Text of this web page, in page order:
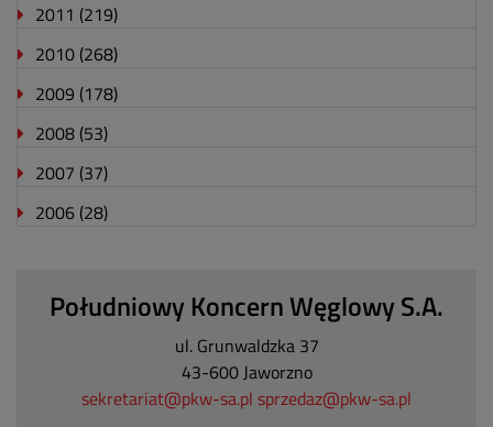
2011 (219)
2010 (268)
2009 (178)
2008 (53)
2007 (37)
2006 (28)
Południowy Koncern Węglowy S.A.
ul. Grunwaldzka 37
43-600 Jaworzno
sekretariat@pkw-sa.pl sprzedaz@pkw-sa.pl